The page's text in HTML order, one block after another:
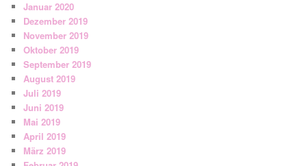
Januar 2020
Dezember 2019
November 2019
Oktober 2019
September 2019
August 2019
Juli 2019
Juni 2019
Mai 2019
April 2019
März 2019